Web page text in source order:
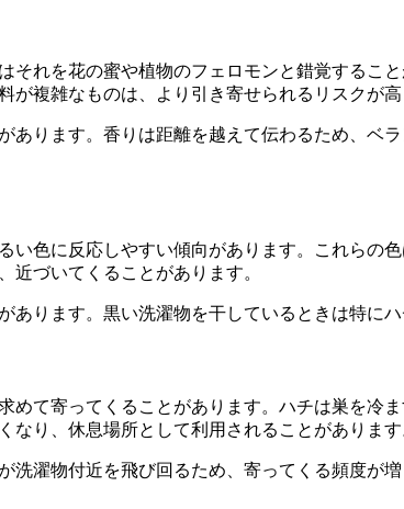
れを花の蜜や植物のフェロモンと錯覚するこ
複雑なものは、より引き寄せられるリスクが高
ります。香りは距離を越えて伝わるため、ベ
色に反応しやすい傾向があります。これらの
近づいてくることがあります。
ります。黒い洗濯物を干しているときは特に
て寄ってくることがあります。ハチは巣を冷
り、休息場所として利用されることがあります
濯物付近を飛び回るため、寄ってくる頻度が